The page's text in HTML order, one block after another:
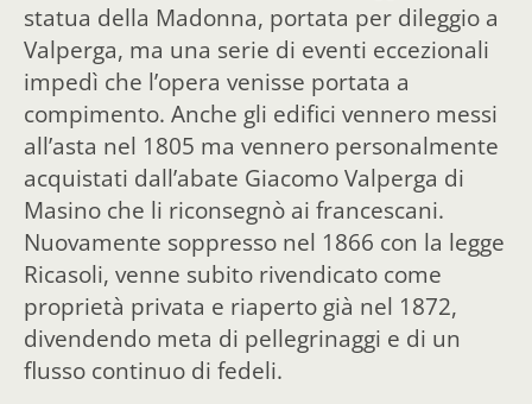
statua della Madonna, portata per dileggio a
Valperga, ma una serie di eventi eccezionali
impedì che l’opera venisse portata a
compimento. Anche gli edifici vennero messi
all’asta nel 1805 ma vennero personalmente
acquistati dall’abate Giacomo Valperga di
Masino che li riconsegnò ai francescani.
Nuovamente soppresso nel 1866 con la legge
Ricasoli, venne subito rivendicato come
proprietà privata e riaperto già nel 1872,
divendendo meta di pellegrinaggi e di un
flusso continuo di fedeli.